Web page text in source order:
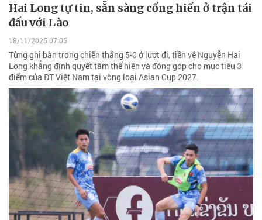
Hai Long tự tin, sẵn sàng cống hiến ở trận tái
đấu với Lào
18/11/2025 07:05
Từng ghi bàn trong chiến thắng 5-0 ở lượt đi, tiền vệ Nguyễn Hai
Long khẳng định quyết tâm thể hiện và đóng góp cho mục tiêu 3
điểm của ĐT Việt Nam tại vòng loại Asian Cup 2027.